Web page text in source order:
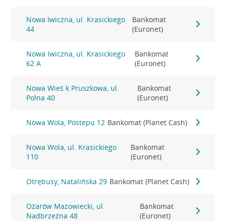
Nowa Iwiczna, ul. Krasickiego
44
Bankomat
(Euronet)
Nowa Iwiczna, ul. Krasickiego
62 A
Bankomat
(Euronet)
Nowa Wieś k Pruszkowa, ul.
Polna 40
Bankomat
(Euronet)
Nowa Wola, Postepu 12 Bankomat (Planet Cash)
Nowa Wola, ul. Krasickiego
110
Bankomat
(Euronet)
Otrębusy, Natalińska 29 Bankomat (Planet Cash)
Ożarów Mazowiecki, ul.
Nadbrzeżna 48
Bankomat
(Euronet)